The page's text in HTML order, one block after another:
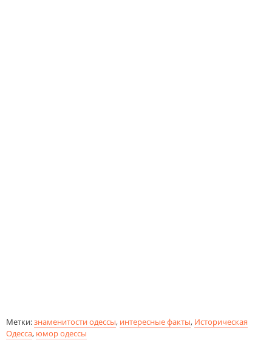
Метки:знаменитости одессы, интересные факты, Историческая
Одесса, юмор одессы